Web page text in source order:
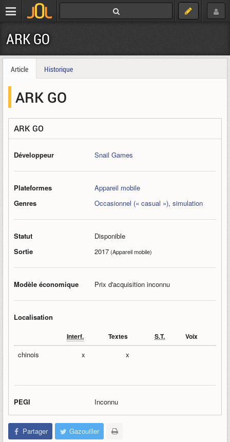
ARK GO
Article Historique
ARK GO
ARK GO
Développeur Snail Games
Plateformes
Appareil mobile
Genres
Occasionnel (« casual »), simulation
Statut
Disponible
Sortie
2017(Appareil mobile)
Modèle économique Prix d'acquisition inconnu
Localisation
Interf. Textes S.T. Voix
chinois x x
PEGI Inconnu
Partager Gazouiller